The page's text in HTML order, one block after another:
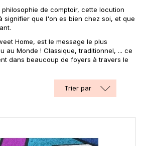
de comptoir, cette locution
signifier que l'on es bien chez soi, et que
Home, est le message le plus
au Monde ! Classique, traditionnel, ... ce
dans beaucoup de foyers à travers le
Trier par